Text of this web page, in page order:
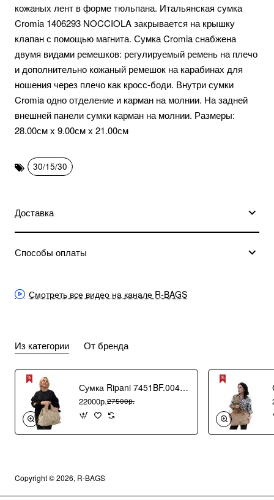
кожаных лент в форме тюльпана. Итальянская сумка
Cromia 1406293 NOCCIOLA закрывается на крышку
клапан с помощью магнита. Сумка Cromia снабжена
двумя видами ремешков: регулируемый ремень на плечо
и дополнительно кожаный ремешок на карабинах для
ношения через плечо как кросс-боди. Внутри сумки
Cromia одно отделение и карман на молнии. На задней
внешней панели сумки карман на молнии. Размеры:
28.00см х 9.00см х 21.00см
30/15/30
Доставка
Способы оплаты
Смотреть все видео на канале R-BAGS
Из категории От бренда
Сумка Ripani 7451BF.00406 Ecru/Sabbia
22000р.27500р.
Copyright © 2026, R-BAGS